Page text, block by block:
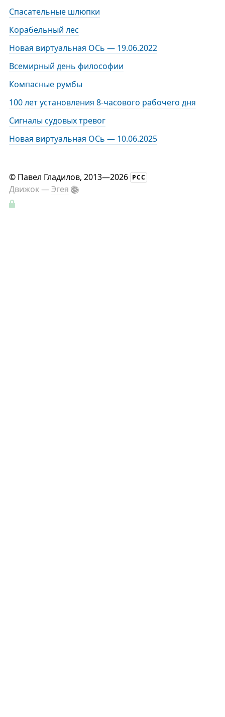
Спасательные шлюпки
Корабельный лес
Новая виртуальная ОСь — 19.06.2022
Всемирный день философии
Компасные румбы
100 лет установления 8-часового рабочего дня
Сигналы судовых тревог
Новая виртуальная ОСь — 10.06.2025
© Павел Гладилов, 2013—2026 РСС
Движок —Эгея